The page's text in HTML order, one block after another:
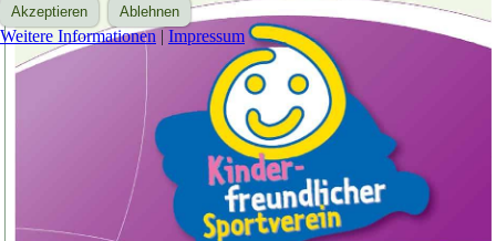
Akzeptieren Ablehnen
Weitere Informationen | Impressum